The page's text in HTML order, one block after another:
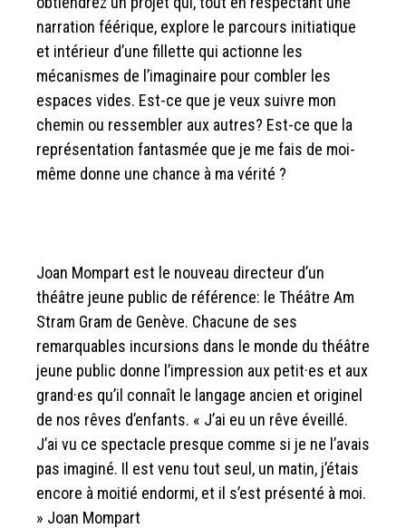
narration féérique, explore le parcours initiatique
et intérieur d’une fillette qui actionne les
mécanismes de l’imaginaire pour combler les
espaces vides. Est-ce que je veux suivre mon
chemin ou ressembler aux autres? Est-ce que la
représentation fantasmée que je me fais de moi-
même donne une chance à ma vérité ?
Joan Mompart est le nouveau directeur d’un
théâtre jeune public de référence: le Théâtre Am
Stram Gram de Genève. Chacune de ses
remarquables incursions dans le monde du théâtre
jeune public donne l’impression aux petit·es et aux
grand·es qu’il connaît le langage ancien et originel
de nos rêves d’enfants. « J’ai eu un rêve éveillé.
J’ai vu ce spectacle presque comme si je ne l’avais
pas imaginé. Il est venu tout seul, un matin, j’étais
encore à moitié endormi, et il s’est présenté à moi.
» Joan Mompart